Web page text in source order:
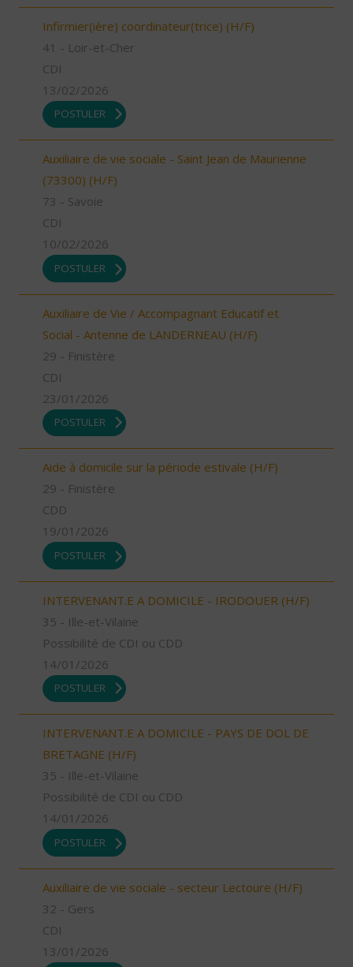
Infirmier(ière) coordinateur(trice) (H/F)
41 - Loir-et-Cher
CDI
13/02/2026
POSTULER
Auxiliaire de vie sociale - Saint Jean de Maurienne
(73300) (H/F)
73 - Savoie
CDI
10/02/2026
POSTULER
Auxiliaire de Vie / Accompagnant Educatif et
Social - Antenne de LANDERNEAU (H/F)
29 - Finistère
CDI
23/01/2026
POSTULER
Aide à domicile sur la période estivale (H/F)
29 - Finistère
CDD
19/01/2026
POSTULER
INTERVENANT.E A DOMICILE - IRODOUER (H/F)
35 - Ille-et-Vilaine
Possibilité de CDI ou CDD
14/01/2026
POSTULER
INTERVENANT.E A DOMICILE - PAYS DE DOL DE
BRETAGNE (H/F)
35 - Ille-et-Vilaine
Possibilité de CDI ou CDD
14/01/2026
POSTULER
Auxiliaire de vie sociale - secteur Lectoure (H/F)
32 - Gers
CDI
13/01/2026